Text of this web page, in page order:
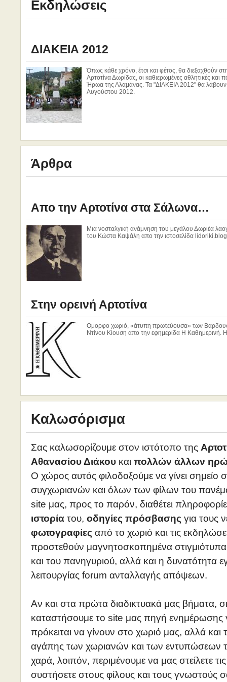
Εκδηλώσεις
ΔΙΑΚΕΙΑ 2012
Όπως κάθε χρόνο, έτσι και φέτος, θα διεξαχθούν
Αρτοτίνα Δωρίδας, οι καθιερωμένες αθλητικές και
Ήρωα της Αλαμάνας. Τα "ΔΙΑΚΕΙΑ 2012" θα λάβουν
Αυγούστου 2012.
Άρθρα
Aπο την Αρτοτίνα στα Σάλωνα…
Μια νοσταλγική ανάμνηση του μεγάλου Δωριέα
του Κώστα Καψάλη απο την ιστοσελίδα
Στην ορεινή Αρτοτίνα
Ομορφο χωριό, «άτυπη πρωτεύουσα» των
Ντίνου Κίουση απο την εφημερίδα Η Καθημερινή.
Καλωσόρισμα
Σας καλωσορίζουμε στον ιστότοπο της
Αθανασίου Διάκου και πολλών άλλων
Ο χώρος αυτός φιλοδοξούμε να γίνει σημείο
συγχωριανών και όλων των φίλων του
site μας, προς το παρόν, διαθέτει
ιστορία του, οδηγίες πρόσβασης για τους
φωτογραφίες από το χωριό και τις
προστεθούν μαγνητοσκοπημένα στιγμιότυπα
και του πανηγυριού, αλλά και η δυνατότητα
λειτουργίας forum ανταλλαγής απόψεων.
Αν και στα πρώτα διαδικτυακά μας βήματα,
καταστήσουμε το site μας πηγή ενημέρωσης
πρόκειται να γίνουν στο χωριό μας, αλλά
αγάπης των χωριανών και των εντυπώσεων
χαρά, λοιπόν, περιμένουμε να μας στείλετε
συστήσετε στους φίλους και τους γνωστούς